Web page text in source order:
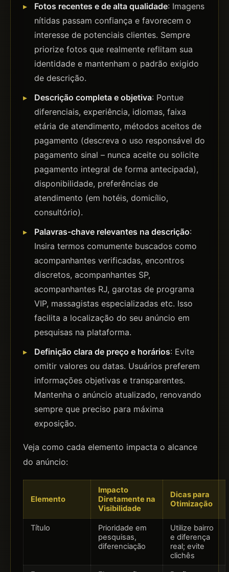
Fotos recentes e de alta qualidade: Imagens
nítidas passam confiança e favorecem o
interesse de potenciais clientes. Sempre
priorize fotos que realmente reflitam sua
identidade e mantenham o padrão exigido
de descrição.
Descrição completa e objetiva: Pontue
diferenciais, experiência, idiomas, faixa
etária de atendimento, métodos aceitos de
pagamento (descreva o uso responsável do
pagamento sinal – nunca aceite ou solicite
pagamento integral de forma antecipada),
disponibilidade, preferências de
atendimento (em hotéis, domicílio,
consultório).
Palavras-chave relevantes na descrição:
Insira termos comumente buscados como
acompanhantes verificadas, encontros
discretos, acompanhantes SP,
acompanhantes RJ, garotas de programa
VIP, massagistas especializadas etc. Isso
facilita a localização do seu anúncio em
pesquisas na plataforma.
Definição clara de preço e horários: Evite
omitir valores ou datas. Usuários preferem
informações objetivas e transparentes.
Mantenha o anúncio atualizado, renovando
sempre que preciso para máxima
exposição.
Veja como cada elemento impacta o alcance
do anúncio:
Elemento
Impacto
Diretamente na
Visibilidade
Dicas para
Otimização
Título
Prioridade em
pesquisas,
diferenciação
Utilize bairro
e diferença
real; evite
clichês